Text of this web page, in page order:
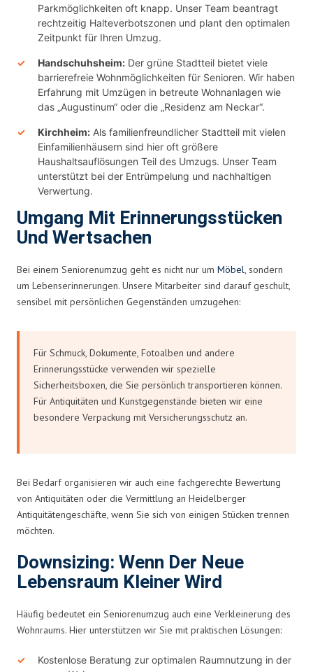
Parkmöglichkeiten oft knapp. Unser Team beantragt
rechtzeitig Halteverbotszonen und plant den optimalen
Zeitpunkt für Ihren Umzug.
Handschuhsheim: Der grüne Stadtteil bietet viele
barrierefreie Wohnmöglichkeiten für Senioren. Wir haben
Erfahrung mit Umzügen in betreute Wohnanlagen wie
das „Augustinum“ oder die „Residenz am Neckar“.
Kirchheim: Als familienfreundlicher Stadtteil mit vielen
Einfamilienhäusern sind hier oft größere
Haushaltsauflösungen Teil des Umzugs. Unser Team
unterstützt bei der Entrümpelung und nachhaltigen
Verwertung.
Umgang Mit Erinnerungsstücken
Und Wertsachen
Bei einem Seniorenumzug geht es nicht nur um Möbel, sondern
um Lebenserinnerungen. Unsere Mitarbeiter sind darauf geschult,
sensibel mit persönlichen Gegenständen umzugehen:
Für Schmuck, Dokumente, Fotoalben und andere
Erinnerungsstücke verwenden wir spezielle
Sicherheitsboxen, die Sie persönlich transportieren können.
Für Antiquitäten und Kunstgegenstände bieten wir eine
besondere Verpackung mit Versicherungsschutz an.
Bei Bedarf organisieren wir auch eine fachgerechte Bewertung
von Antiquitäten oder die Vermittlung an Heidelberger
Antiquitätengeschäfte, wenn Sie sich von einigen Stücken trennen
möchten.
Downsizing: Wenn Der Neue
Lebensraum Kleiner Wird
Häufig bedeutet ein Seniorenumzug auch eine Verkleinerung des
Wohnraums. Hier unterstützen wir Sie mit praktischen Lösungen:
Kostenlose Beratung zur optimalen Raumnutzung in der